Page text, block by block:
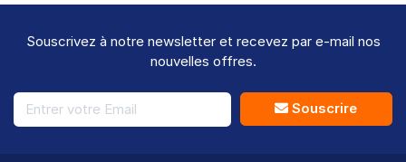
Souscrivez à notre newsletter et recevez par e-mail nos
nouvelles offres.
Souscrire